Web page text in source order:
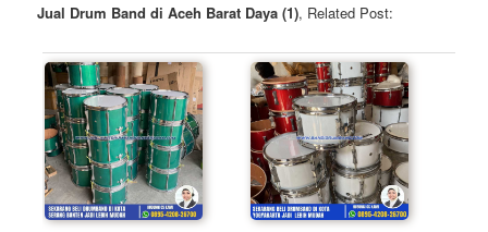
Jual Drum Band di Aceh Barat Daya (1), Related Post: